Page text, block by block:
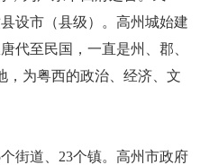
设市（县级）。高州城始建
代至民国，一直是州、郡、
，为粤西的政治、经济、文
街道、23个镇。高州市政府